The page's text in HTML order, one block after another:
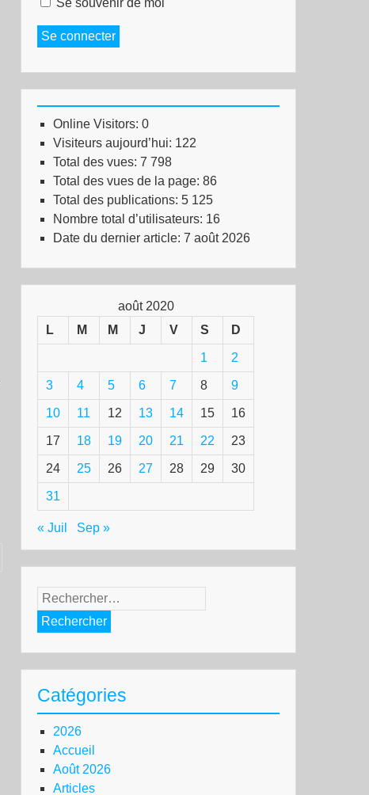
Se souvenir de moi
Se connecter
Online Visitors: 0
Visiteurs aujourd’hui: 122
Total des vues: 7 798
Total des vues de la page: 86
Total des publications: 5 125
Nombre total d’utilisateurs: 16
Date du dernier article: 7 août 2026
août 2020
L
M M J V S D
1 2
3 4 5 6 7 8 9
10 11 12 13 14 15 16
17 18 19 20 21 22 23
24 25 26 27 28 29 30
31
« Juil Sep »
Rechercher :
Catégories
2026
Accueil
Août 2026
Articles